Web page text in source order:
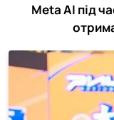
Meta AI під